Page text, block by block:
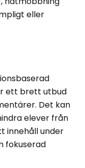
eller
ett brett utbud
Det kan
elever från
innehåll under
fokuserad